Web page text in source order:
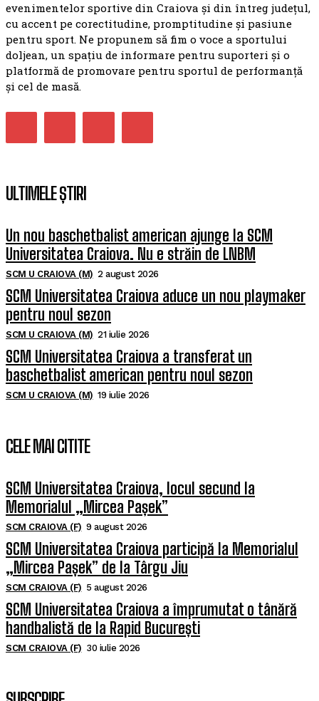
evenimentelor sportive din Craiova și din întreg județul,
cu accent pe corectitudine, promptitudine și pasiune
pentru sport. Ne propunem să fim o voce a sportului
doljean, un spațiu de informare pentru suporteri și o
platformă de promovare pentru sportul de performanță
și cel de masă.
ULTIMELE ȘTIRI
Un nou baschetbalist american ajunge la SCM
Universitatea Craiova. Nu e străin de LNBM
SCM U CRAIOVA (M) 2 august 2026
SCM Universitatea Craiova aduce un nou playmaker
pentru noul sezon
SCM U CRAIOVA (M) 21 iulie 2026
SCM Universitatea Craiova a transferat un
baschetbalist american pentru noul sezon
SCM U CRAIOVA (M) 19 iulie 2026
CELE MAI CITITE
SCM Universitatea Craiova, locul secund la
Memorialul „Mircea Pașek”
SCM CRAIOVA (F) 9 august 2026
SCM Universitatea Craiova participă la Memorialul
„Mircea Pașek” de la Târgu Jiu
SCM CRAIOVA (F) 5 august 2026
SCM Universitatea Craiova a împrumutat o tânără
handbalistă de la Rapid București
SCM CRAIOVA (F) 30 iulie 2026